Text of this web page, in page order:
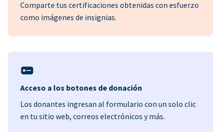
Comparte tus certificaciones obtenidas con esfuerzo
como imágenes de insignias.
Acceso a los botones de donación
Los donantes ingresan al formulario con un solo clic
en tu sitio web, correos electrónicos y más.